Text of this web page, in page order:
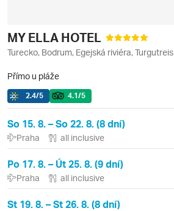
MY ELLA HOTEL
Turecko, Bodrum, Egejská riviéra, Turgutreis
Přímo u pláže
2.4/5 4.1/5
So 15. 8. – So 22. 8. (8 dní)
Praha all inclusive
Po 17. 8. – Út 25. 8. (9 dní)
Praha all inclusive
St 19. 8. – St 26. 8. (8 dní)